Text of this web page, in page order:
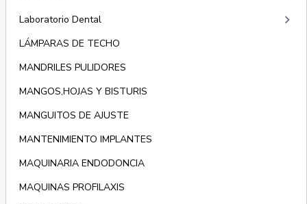
Laboratorio Dental keyboard_arrow_right
LÁMPARAS DE TECHO
MANDRILES PULIDORES
MANGOS,HOJAS Y BISTURIS
MANGUITOS DE AJUSTE
MANTENIMIENTO IMPLANTES
MAQUINARIA ENDODONCIA
MAQUINAS PROFILAXIS